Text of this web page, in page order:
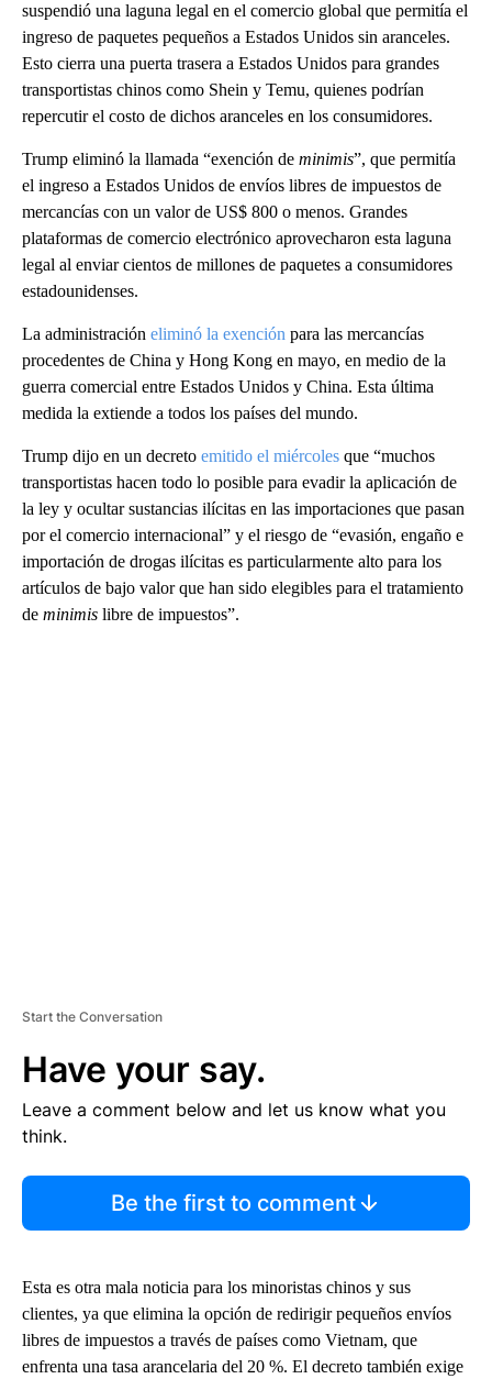
suspendió una laguna legal en el comercio global que permitía el
ingreso de paquetes pequeños a Estados Unidos sin aranceles.
Esto cierra una puerta trasera a Estados Unidos para grandes
transportistas chinos como Shein y Temu, quienes podrían
repercutir el costo de dichos aranceles en los consumidores.
Trump eliminó la llamada “exención de minimis”, que permitía
el ingreso a Estados Unidos de envíos libres de impuestos de
mercancías con un valor de US$ 800 o menos. Grandes
plataformas de comercio electrónico aprovecharon esta laguna
legal al enviar cientos de millones de paquetes a consumidores
estadounidenses.
La administración eliminó la exención para las mercancías
procedentes de China y Hong Kong en mayo, en medio de la
guerra comercial entre Estados Unidos y China. Esta última
medida la extiende a todos los países del mundo.
Trump dijo en un decreto emitido el miércoles que “muchos
transportistas hacen todo lo posible para evadir la aplicación de
la ley y ocultar sustancias ilícitas en las importaciones que pasan
por el comercio internacional” y el riesgo de “evasión, engaño e
importación de drogas ilícitas es particularmente alto para los
artículos de bajo valor que han sido elegibles para el tratamiento
de minimis libre de impuestos”.
Start the Conversation
Have your say.
Leave a comment below and let us know what you
think.
Be the first to comment
Esta es otra mala noticia para los minoristas chinos y sus
clientes, ya que elimina la opción de redirigir pequeños envíos
libres de impuestos a través de países como Vietnam, que
enfrenta una tasa arancelaria del 20 %. El decreto también exige